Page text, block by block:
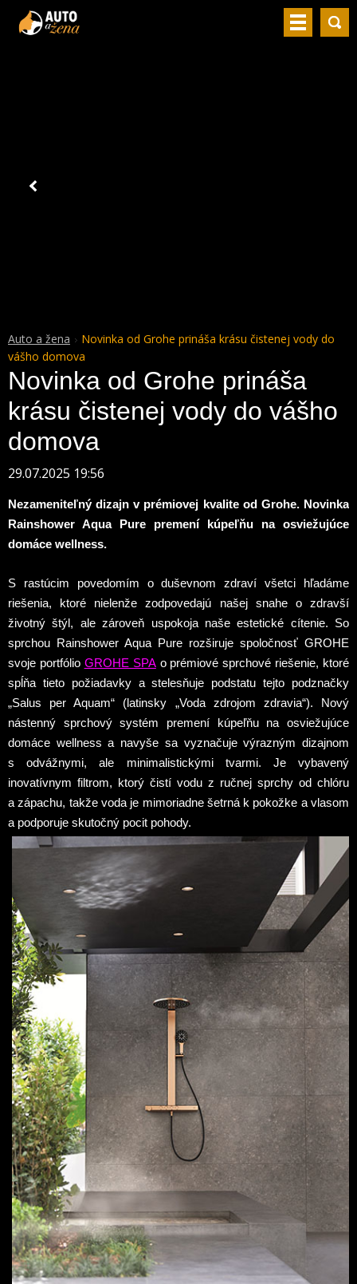
Auto a žena
Novinka od Grohe prináša krásu čistenej vody do
vášho domova
Novinka od Grohe prináša
krásu čistenej vody do vášho
domova
29.07.2025 19:56
Nezameniteľný dizajn v prémiovej kvalite od Grohe. Novinka
Rainshower Aqua Pure premení kúpeľňu na osviežujúce
domáce wellness.
S rastúcim povedomím o duševnom zdraví všetci hľadáme
riešenia, ktoré nielenže zodpovedajú našej snahe o zdravší
životný štýl, ale zároveň uspokoja naše estetické cítenie. So
sprchou Rainshower Aqua Pure rozširuje spoločnosť GROHE
svoje portfólio GROHE SPAo prémiové sprchové riešenie, ktoré
spĺňa tieto požiadavky a stelesňuje podstatu tejto podznačky
„Salus per Aquam“ (latinsky „Voda zdrojom zdravia“). Nový
nástenný sprchový systém premení kúpeľňu na osviežujúce
domáce wellness a navyše sa vyznačuje výrazným dizajnom
s odvážnymi, ale minimalistickými tvarmi. Je vybavený
inovatívnym filtrom, ktorý čistí vodu z ručnej sprchy od chlóru
a zápachu, takže voda je mimoriadne šetrná k pokožke a vlasom
a podporuje skutočný pocit pohody.